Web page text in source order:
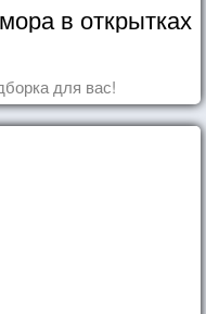
в открытках
для вас!